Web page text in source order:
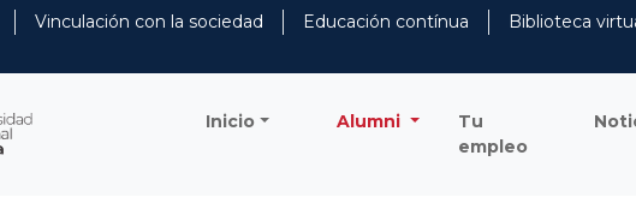
Vinculación con la sociedad Educación contínua
Biblioteca
Inicio Alumni
Tu
empleo